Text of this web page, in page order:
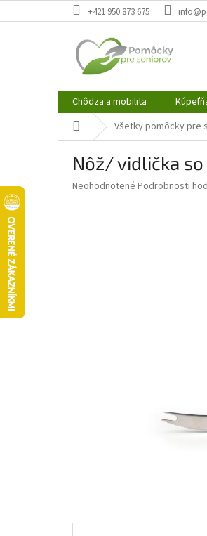
na
+421 950 873 675
Chôdza a mobilita
DomovVšetky pomôcky pre
Nôž/ vidlička
Priemerné
Neohodnotené Podrobnosti